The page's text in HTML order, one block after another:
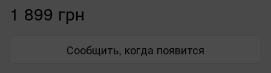
1 899 грн
Сообщить, когда появится